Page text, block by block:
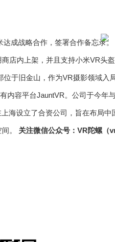
成战略合作，签署合作备忘录。
店内上架，并且支持小米VR头
于旧金山，作为VR摄影领域入
内容平台JauntVR。公司于今年
海设立了合资公司，旨在布局中
。 关注微信公众号：VR陀螺（